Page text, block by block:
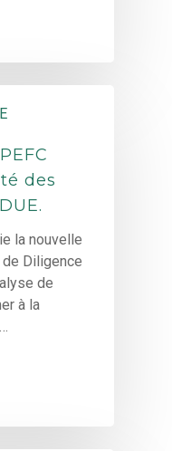
des
la nouvelle
Diligence
de
à la